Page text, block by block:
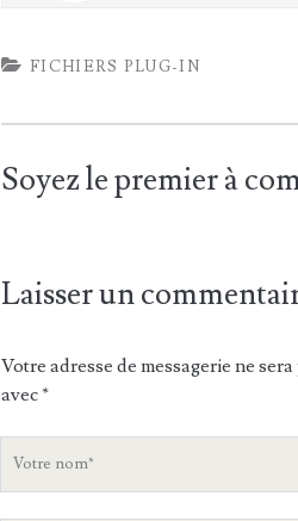
FICHIERS PLUG-IN
Soyez le premier à
Laisser un
Votre adresse de messagerie ne
avec*
V